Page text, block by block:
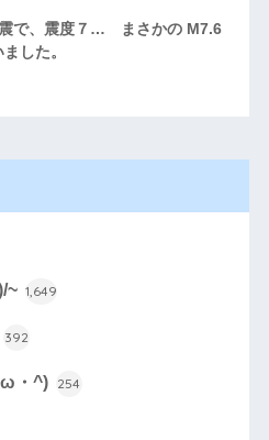
で、震度７… まさかの M7.6
した。
~ 1,649
392
ω・^) 254